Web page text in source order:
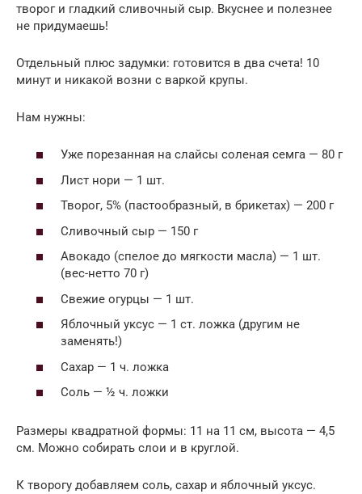
творог и гладкий сливочный сыр. Вкуснее и полезнее
не придумаешь!
Отдельный плюс задумки: готовится в два счета! 10
минут и никакой возни с варкой крупы.
Нам нужны:
Уже порезанная на слайсы соленая семга — 80 г
Лист нори — 1 шт.
Творог, 5% (пастообразный, в брикетах) — 200 г
Сливочный сыр — 150 г
Авокадо (спелое до мягкости масла) — 1 шт.
(вес-нетто 70 г)
Свежие огурцы — 1 шт.
Яблочный уксус — 1 ст. ложка (другим не
заменять!)
Сахар — 1 ч. ложка
Соль — ½ ч. ложки
Размеры квадратной формы: 11 на 11 см, высота — 4,5
см. Можно собирать слои и в круглой.
К творогу добавляем соль, сахар и яблочный уксус.